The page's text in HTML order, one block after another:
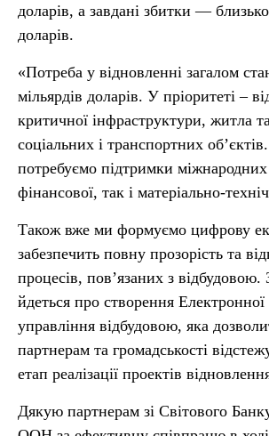
доларів, а завдані збитки —
доларів.
«Потреба у відновленні загалом
мільярдів доларів. У пріоритеті –
критичної інфраструктури, житла
соціальних і транспортних
потребуємо підтримки
фінансової, так і матеріально-
Також вже ми формуємо цифрову
забезпечить повну прозорість та
процесів, пов’язаних з відбудовою.
йдеться про створення
управління відбудовою, яка
партнерам та громадськості
етап реалізації проектів
Дякую партнерам зі Світового